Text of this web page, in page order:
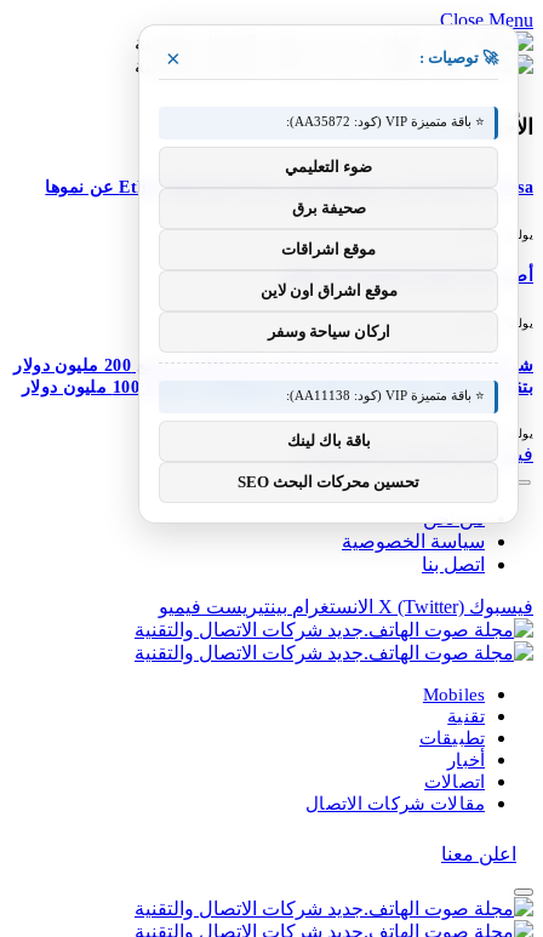
Close Menu
الأحدث
M-Pesa إثيوبيا تعزز خدماتها؛ تعلن شركة Ethio Telecom عن نموها
يوليو 30, 2026
أصبح DJI Osmo Pocket 4P عالميًا
يوليو 30, 2026
شركة Simile الناشئة ذات المستخدم الاصطناعي تجمع 200 مليون دولار
بتقييم 2 مليار دولار بعد 5 أشهر من السلسلة A بقيمة 100 مليون دولار
يوليو 30, 2026
فيسبوك الانستغرام
من نحن
سياسة الخصوصية
اتصل بنا
فيسبوك X (Twitter) الانستغرام بينتيريست فيميو
Mobiles
تقنية
تطبيقات
أخبار
اتصالات
مقالات شركات الاتصال
اعلن معنا
🚀 توصيات : ×
⭐ باقة متميزة VIP (كود: AA35872):
ضوء التعليمي
صحيفة برق
موقع اشراقات
موقع اشراق اون لاين
اركان سياحة وسفر
⭐ باقة متميزة VIP (كود: AA11138):
باقة باك لينك
تحسين محركات البحث SEO